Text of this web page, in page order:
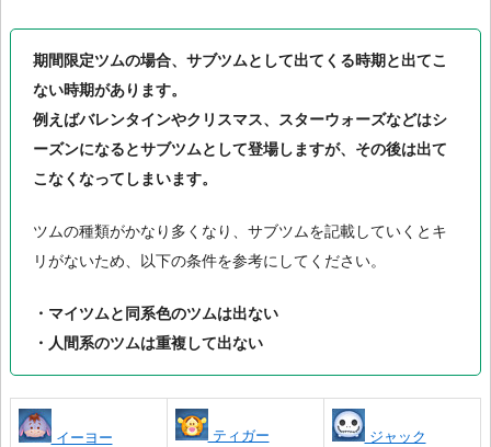
期間限定ツムの場合、サブツムとして出てくる時期と出てこ
ない時期があります。
例えばバレンタインやクリスマス、スターウォーズなどはシ
ーズンになるとサブツムとして登場しますが、その後は出て
こなくなってしまいます。
ツムの種類がかなり多くなり、サブツムを記載していくとキ
リがないため、以下の条件を参考にしてください。
・マイツムと同系色のツムは出ない
・人間系のツムは重複して出ない
イーヨー
ティガー
ジャック